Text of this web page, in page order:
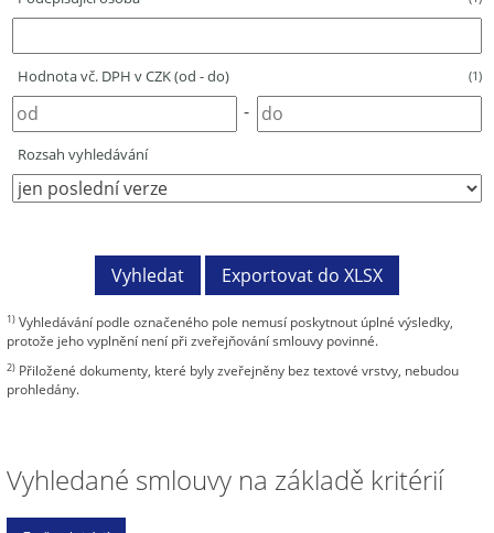
Hodnota vč. DPH v CZK (od - do) (1)
-
Rozsah vyhledávání
1) Vyhledávání podle označeného pole nemusí poskytnout úplné výsledky,
protože jeho vyplnění není při zveřejňování smlouvy povinné.
2) Přiložené dokumenty, které byly zveřejněny bez textové vrstvy, nebudou
prohledány.
Vyhledané smlouvy na základě kritérií